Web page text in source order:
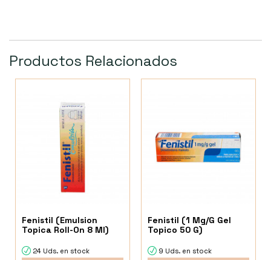
Productos Relacionados
Fenistil (Emulsion
Topica Roll-On 8 Ml)
24 Uds. en stock
Fenistil (1 Mg/G Gel
Topico 50 G)
9 Uds. en stock